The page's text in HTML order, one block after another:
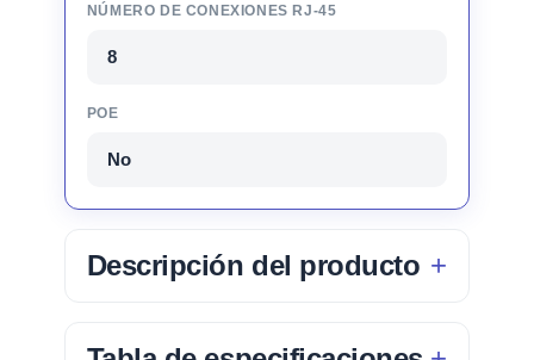
NÚMERO DE CONEXIONES RJ-45
8
POE
No
Descripción del producto